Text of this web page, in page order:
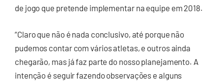
de jogo que pretende implementar na equipe em 2018.
“Claro que não é nada conclusivo, até porque não
pudemos contar com vários atletas, e outros ainda
chegarão, mas já faz parte do nosso planejamento. A
intenção é seguir fazendo observações e alguns